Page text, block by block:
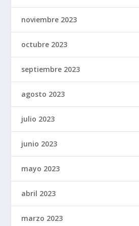
noviembre 2023
octubre 2023
septiembre 2023
agosto 2023
julio 2023
junio 2023
mayo 2023
abril 2023
marzo 2023